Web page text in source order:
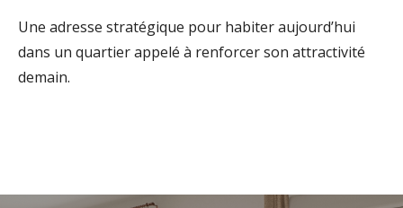
Une adresse stratégique pour habiter aujourd’hui
dans un quartier appelé à renforcer son attractivité
demain.